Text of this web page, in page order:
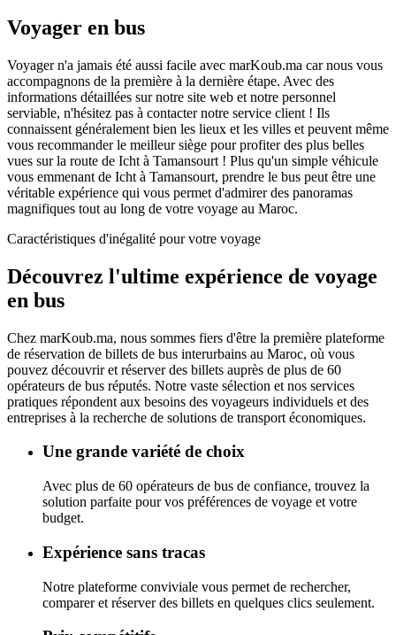
Voyager en bus
Voyager n'a jamais été aussi facile avec marKoub.ma car nous vous
accompagnons de la première à la dernière étape. Avec des
informations détaillées sur notre site web et notre personnel
serviable, n'hésitez pas à contacter notre service client ! Ils
connaissent généralement bien les lieux et les villes et peuvent même
vous recommander le meilleur siège pour profiter des plus belles
vues sur la route de Icht à Tamansourt ! Plus qu'un simple véhicule
vous emmenant de Icht à Tamansourt, prendre le bus peut être une
véritable expérience qui vous permet d'admirer des panoramas
magnifiques tout au long de votre voyage au Maroc.
Caractéristiques d'inégalité pour votre voyage
Découvrez l'ultime expérience de voyage
en bus
Chez marKoub.ma, nous sommes fiers d'être la première plateforme
de réservation de billets de bus interurbains au Maroc, où vous
pouvez découvrir et réserver des billets auprès de plus de 60
opérateurs de bus réputés. Notre vaste sélection et nos services
pratiques répondent aux besoins des voyageurs individuels et des
entreprises à la recherche de solutions de transport économiques.
Une grande variété de choix
Avec plus de 60 opérateurs de bus de confiance, trouvez la
solution parfaite pour vos préférences de voyage et votre
budget.
Expérience sans tracas
Notre plateforme conviviale vous permet de rechercher,
comparer et réserver des billets en quelques clics seulement.